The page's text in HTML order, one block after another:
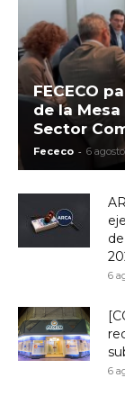
FECECO
de la
Sector
Fececo - 6
6
6